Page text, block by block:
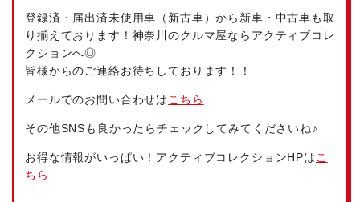
登録済・届出済未使用車（新古車）から新車・中古車も取
り揃えております！神奈川のクルマ屋ならアクティブコレ
クションへ◎
皆様からのご連絡お待ちしております！！
メールでのお問い合わせは こちら
その他SNSも良かったらチェックしてみてくださいね♪
お得な情報がいっぱい！アクティブコレクションHPは こ
ちら